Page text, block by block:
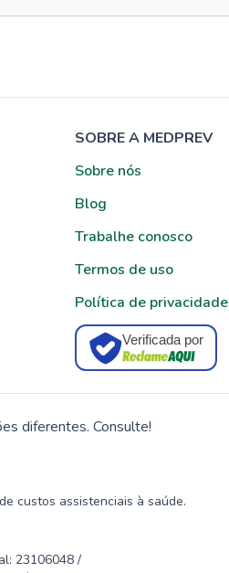
SOBRE A MEDPREV
Sobre nós
Blog
Trabalhe conosco
Termos de uso
Política de privacidade
Verificada por
diferentes. Consulte!
custos assistenciais à saúde.
23106048 /